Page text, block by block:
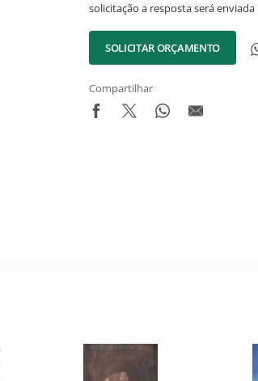
solicitação a resposta será
SOLICITAR ORÇAMENTO
Compartilhar